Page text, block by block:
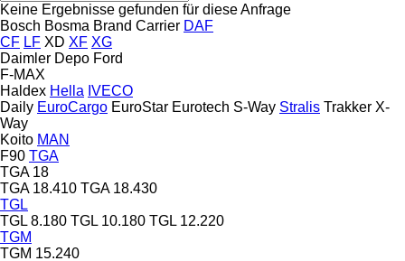
Keine Ergebnisse gefunden für diese Anfrage
Bosch Bosma Brand Carrier DAF
CF LF XD XF XG
Daimler Depo Ford
F-MAX
Haldex Hella IVECO
Daily EuroCargo EuroStar Eurotech S-Way Stralis Trakker X-
Way
Koito MAN
F90 TGA
TGA 18
TGA 18.410 TGA 18.430
TGL
TGL 8.180 TGL 10.180 TGL 12.220
TGM
TGM 15.240